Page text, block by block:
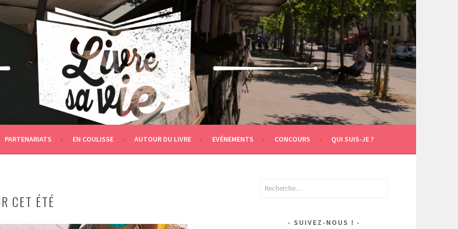
PARTENARIATS EN COULISSE AUTOUR DU LIVRE EVÉNEMENTS CONCOURS QUI SUIS-JE ?
CET ÉTÉ
Rechercher :
SUIVEZ-NOUS !